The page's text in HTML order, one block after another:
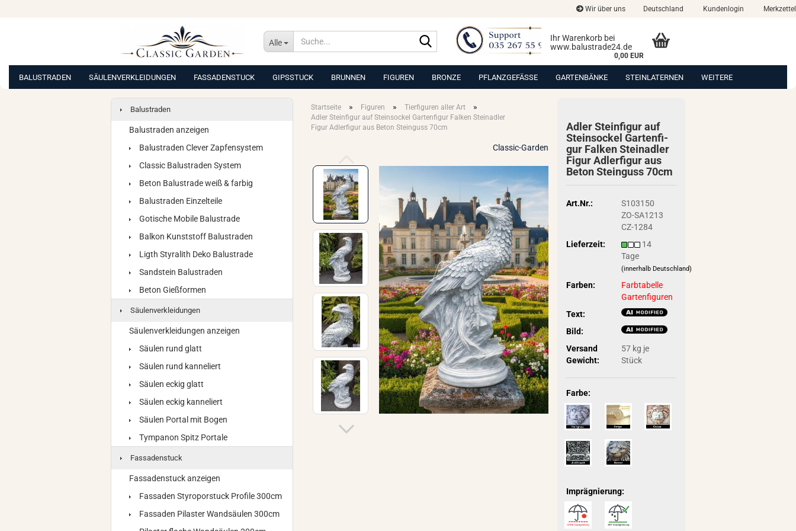
Wir über uns Deutschland Kundenlogin Merkzettel
Alle
Suche...
Ihr Warenkorb bei
www.balustrade24.de
0,00 EUR
BALUSTRADEN SÄULENVERKLEIDUNGEN FASSADENSTUCK GIPSSTUCK BRUNNEN FIGUREN BRONZE PFLANZGEFÄSSE GARTENBÄNKE STEINLATERNEN WEITERE
Startseite » Figuren » Tierfiguren aller Art »
Adler Steinfigur auf Steinsockel Gartenfigur Falken Steinadler
Figur Adlerfigur aus Beton Steinguss 70cm
Classic-Garden
Adler Stein­fi­gur auf
Stein­so­ckel Gar­ten­fi­
gur Fal­ken Stein­ad­ler
Figur Ad­ler­fi­gur aus
Beton Stein­guss 70cm
Art.Nr.:
S103150
ZO-SA1213
CZ-1284
Lieferzeit:
14
Tage
(innerhalb Deutschland)
Farben:
Farbtabelle
Gartenfiguren
Text:
Bild:
Versand
Gewicht:
57kg je
Stück
Farbe:
Imprägnierung:
Balustraden
Balustraden anzeigen
Balustraden Clever Zapfensystem
Classic Balustraden System
Beton Balustrade weiß & farbig
Balustraden Einzelteile
Gotische Mobile Balustrade
Balkon Kunststoff Balustraden
Ligth Styralith Deko Balustrade
Sandstein Balustraden
Beton Gießformen
Säulenverkleidungen
Säulenverkleidungen anzeigen
Säulen rund glatt
Säulen rund kanneliert
Säulen eckig glatt
Säulen eckig kanneliert
Säulen Portal mit Bogen
Tympanon Spitz Portale
Fassadenstuck
Fassadenstuck anzeigen
Fassaden Styroporstuck Profile 300cm
Fassaden Pilaster Wandsäulen 300cm